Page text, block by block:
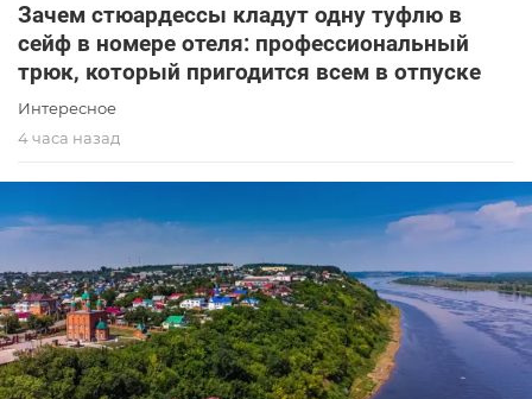
Зачем стюардессы кладут одну туфлю в
сейф в номере отеля: профессиональный
трюк, который пригодится всем в отпуске
Интересное
4 часа назад